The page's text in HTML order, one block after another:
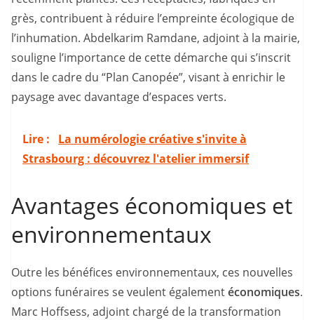
grès, contribuent à réduire l’empreinte écologique de
l’inhumation. Abdelkarim Ramdane, adjoint à la mairie,
souligne l’importance de cette démarche qui s’inscrit
dans le cadre du “Plan Canopée”, visant à enrichir le
paysage avec davantage d’espaces verts.
Lire :
La numérologie créative s'invite à
Strasbourg : découvrez l'atelier immersif
Avantages économiques et
environnementaux
Outre les bénéfices environnementaux, ces nouvelles
options funéraires se veulent égalementéconomiques.
Marc Hoffsess, adjoint chargé de la transformation